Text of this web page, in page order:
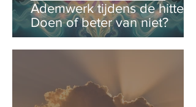
Ademwerk tijdens de hitte:
Doen of beter van niet?